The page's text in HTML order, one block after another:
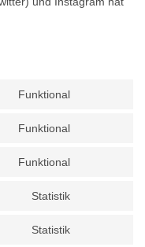
Funktional
Funktional
Funktional
Statistik
Statistik